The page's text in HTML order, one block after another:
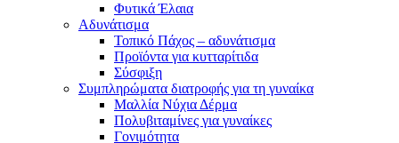
Φυτικά Έλαια
Αδυνάτισμα
Τοπικό Πάχος – αδυνάτισμα
Προϊόντα για κυτταρίτιδα
Σύσφιξη
Συμπληρώματα διατροφής για τη γυναίκα
Μαλλία Νύχια Δέρμα
Πολυβιταμίνες για γυναίκες
Γονιμότητα